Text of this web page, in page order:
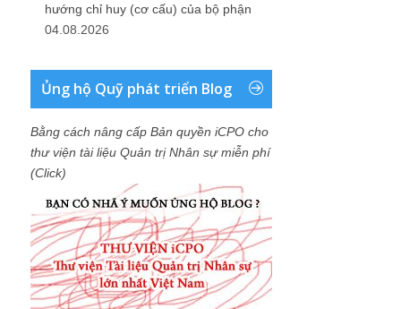
hướng chỉ huy (cơ cấu) của bộ phận
04.08.2026
Ủng hộ Quỹ phát triển Blog
Bằng cách nâng cấp Bản quyền iCPO cho
thư viện tài liệu Quản trị Nhân sự miễn phí
(Click)